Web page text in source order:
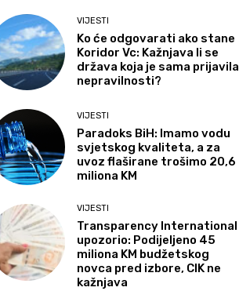
VIJESTI
Ko će odgovarati ako stane
Koridor Vc: Kažnjava li se
država koja je sama prijavila
nepravilnosti?
VIJESTI
Paradoks BiH: Imamo vodu
svjetskog kvaliteta, a za
uvoz flaširane trošimo 20,6
miliona KM
VIJESTI
Transparency International
upozorio: Podijeljeno 45
miliona KM budžetskog
novca pred izbore, CIK ne
kažnjava